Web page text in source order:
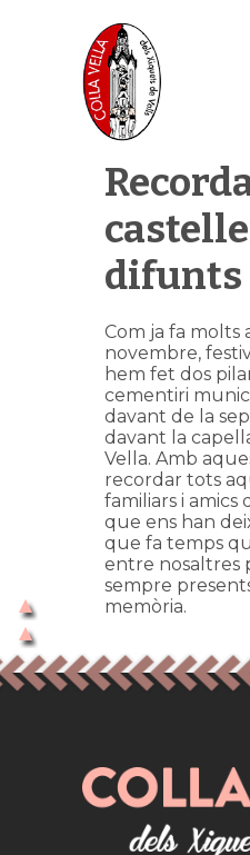
difunts
Com ja fa molts
novembre,
hem fet dos
cementiri
davant de la
davant la
Vella. Amb
recordar tots
familiars i amics
que ens han
que fa temps
entre nosaltres
sempre
memòria.